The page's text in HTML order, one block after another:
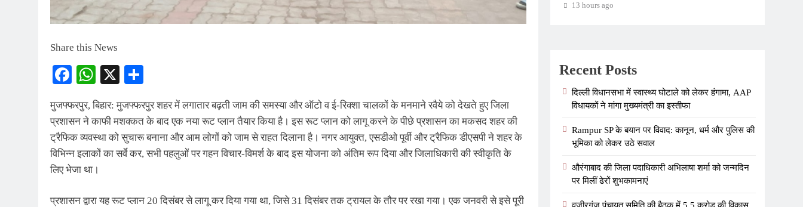
Share this News
Facebook
WhatsApp
X
मुजफ्फरपुर, बिहार: मुजफ्फरपुर शहर में लगातार बढ़ती जाम की समस्या और ऑटो व ई-रिक्शा चालकों के मनमाने रवैये को देखते हुए जिला
प्रशासन ने काफी मशक्कत के बाद एक नया रूट प्लान तैयार किया है। इस रूट प्लान को लागू करने के पीछे प्रशासन का मकसद शहर की
ट्रैफिक व्यवस्था को सुचारू बनाना और आम लोगों को जाम से राहत दिलाना है। नगर आयुक्त, एसडीओ पूर्वी और ट्रैफिक डीएसपी ने शहर के
विभिन्न इलाकों का सर्वे कर, सभी पहलुओं पर गहन विचार-विमर्श के बाद इस योजना को अंतिम रूप दिया और जिलाधिकारी की स्वीकृति के
लिए भेजा था।
प्रशासन द्वारा यह रूट प्लान 20 दिसंबर से लागू कर दिया गया था, जिसे 31 दिसंबर तक ट्रायल के तौर पर रखा गया। एक जनवरी से इसे पूरी
13 hours ago 13 hours ago 13 hours ago
Recent Posts
दिल्ली विधानसभा में स्वास्थ्य घोटाले को लेकर हंगामा, AAP
विधायकों ने मांगा मुख्यमंत्री का इस्तीफा
Rampur SP के बयान पर विवाद: कानून, धर्म और पुलिस की
भूमिका को लेकर उठे सवाल
औरंगाबाद की जिला पदाधिकारी अभिलाषा शर्मा को जन्मदिन
पर मिलीं ढेरों शुभकामनाएं
वजीरगंज पंचायत समिति की बैठक में 5.5 करोड़ की विकास